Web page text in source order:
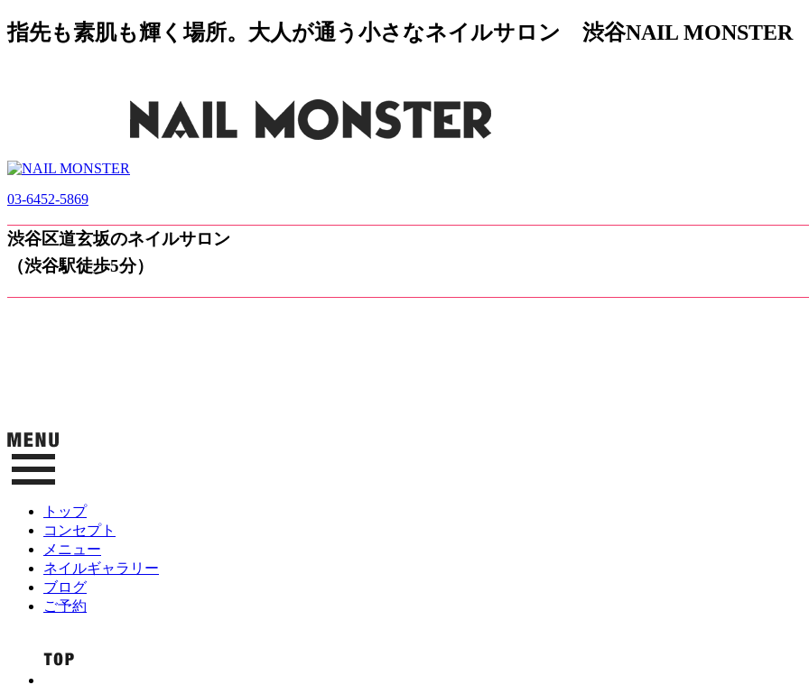
指先も素肌も輝く場所。大人が通う小さなネイルサロン 渋谷NAIL MONSTER
03-6452-5869
渋谷区道玄坂のネイルサロン
（渋谷駅徒歩5分）
トップ
コンセプト
メニュー
ネイルギャラリー
ブログ
ご予約